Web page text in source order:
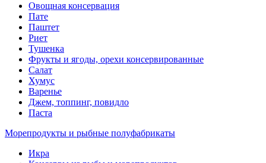
Овощная консервация
Пате
Паштет
Риет
Тушенка
Фрукты и ягоды, орехи консервированные
Салат
Хумус
Варенье
Джем, топпинг, повидло
Паста
Морепродукты и рыбные полуфабрикаты
Икра